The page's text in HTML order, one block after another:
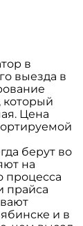
в
выезда в
который
Цена
берут во
на
процесса
прайса
и в